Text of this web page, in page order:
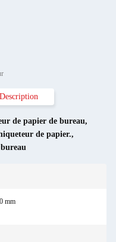
Description
de papier de bureau,
de papier.,
mm